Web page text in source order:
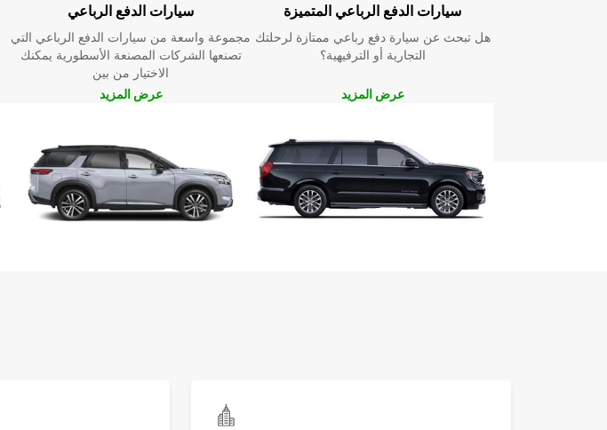
سيارات الدفع الرباعي
مجموعة واسعة من سيارات الدفع الرباعي التي
تصنعها الشركات المصنعة الأسطورية يمكنك
الاختيار من بين
عرض المزيد
سيارات الدفع الرباعي المتميزة
هل تبحث عن سيارة دفع رباعي ممتازة لرحلتك
التجارية أو الترفيهية؟
عرض المزيد